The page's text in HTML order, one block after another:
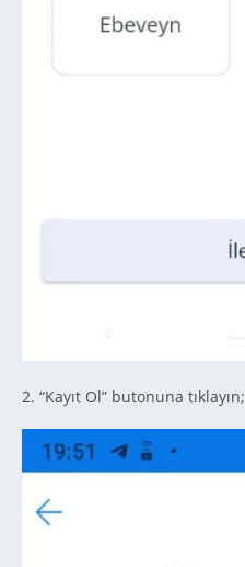
2. “Kayıt Ol” butonuna tıklayın;